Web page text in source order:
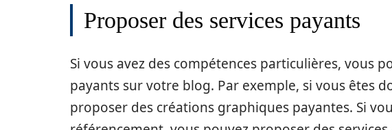
Proposer des services payants
Si vous avez des compétences particulières, vous
payants sur votre blog. Par exemple, si vous êtes
proposer des créations graphiques payantes. Si